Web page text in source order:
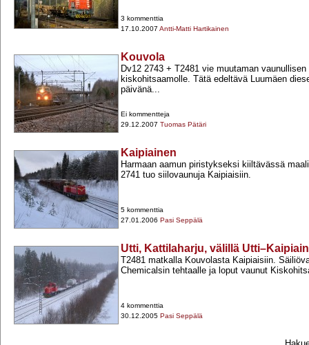
3 kommenttia
17.10.2007 Antti-Matti Hartikainen
Kouvola
Dv12 2743 +​ T2481 vie muutaman
kiskohitsaamolle. Tätä edeltävä Luumäen
päivänä...
Ei kommentteja
29.12.2007 Tuomas Pätäri
Kaipiainen
Harmaan aamun piristykseksi kiiltävässä
2741 tuo siilovaunuja Kaipiaisiin.
5 kommenttia
27.01.2006 Pasi Seppälä
Utti, Kattilaharju, välillä
T2481 matkalla Kouvolasta Kaipiaisiin.
Chemicalsin tehtaalle ja loput vaunut
4 kommenttia
30.12.2005 Pasi Seppälä